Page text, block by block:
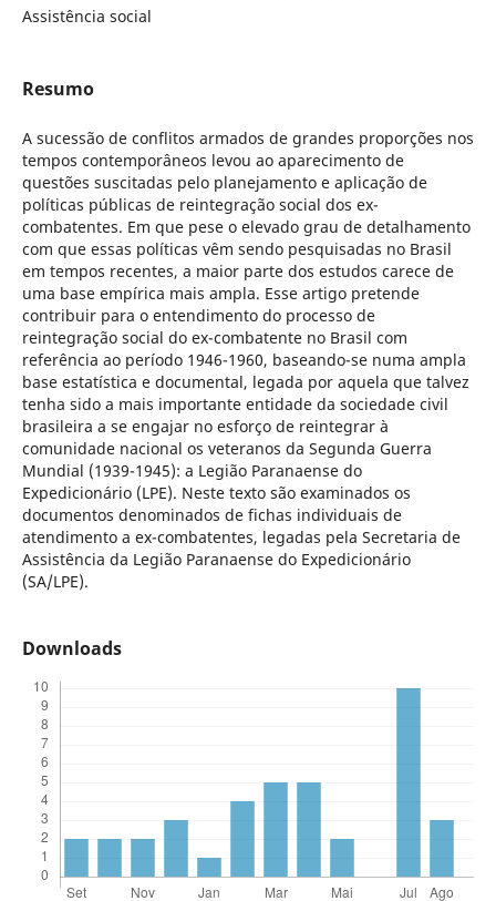
Assistência social
Resumo
A sucessão de conflitos armados de grandes proporções nos
tempos contemporâneos levou ao aparecimento de
questões suscitadas pelo planejamento e aplicação de
políticas públicas de reintegração social dos ex-
combatentes. Em que pese o elevado grau de detalhamento
com que essas políticas vêm sendo pesquisadas no Brasil
em tempos recentes, a maior parte dos estudos carece de
uma base empírica mais ampla. Esse artigo pretende
contribuir para o entendimento do processo de
reintegração social do ex-combatente no Brasil com
referência ao período 1946-1960, baseando-se numa ampla
base estatística e documental, legada por aquela que talvez
tenha sido a mais importante entidade da sociedade civil
brasileira a se engajar no esforço de reintegrar à
comunidade nacional os veteranos da Segunda Guerra
Mundial (1939-1945): a Legião Paranaense do
Expedicionário (LPE). Neste texto são examinados os
documentos denominados de fichas individuais de
atendimento a ex-combatentes, legadas pela Secretaria de
Assistência da Legião Paranaense do Expedicionário
(SA/LPE).
Downloads